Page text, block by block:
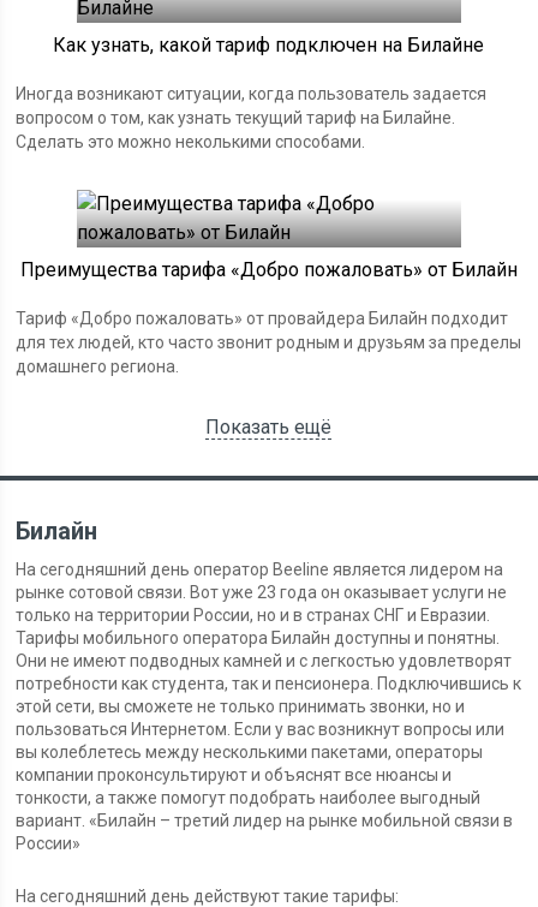
Как узнать, какой тариф подключен на Билайне
Иногда возникают ситуации, когда пользователь задается
вопросом о том, как узнать текущий тариф на Билайне.
Сделать это можно неколькими способами.
Преимущества тарифа «Добро пожаловать» от Билайн
Тариф «Добро пожаловать» от провайдера Билайн подходит
для тех людей, кто часто звонит родным и друзьям за пределы
домашнего региона.
Показать ещё
Билайн
На сегодняшний день оператор Beeline является лидером на
рынке сотовой связи. Вот уже 23 года он оказывает услуги не
только на территории России, но и в странах СНГ и Евразии.
Тарифы мобильного оператора Билайн доступны и понятны.
Они не имеют подводных камней и с легкостью удовлетворят
потребности как студента, так и пенсионера. Подключившись к
этой сети, вы сможете не только принимать звонки, но и
пользоваться Интернетом. Если у вас возникнут вопросы или
вы колеблетесь между несколькими пакетами, операторы
компании проконсультируют и объяснят все нюансы и
тонкости, а также помогут подобрать наиболее выгодный
вариант. «Билайн – третий лидер на рынке мобильной связи в
России»
На сегодняшний день действуют такие тарифы: